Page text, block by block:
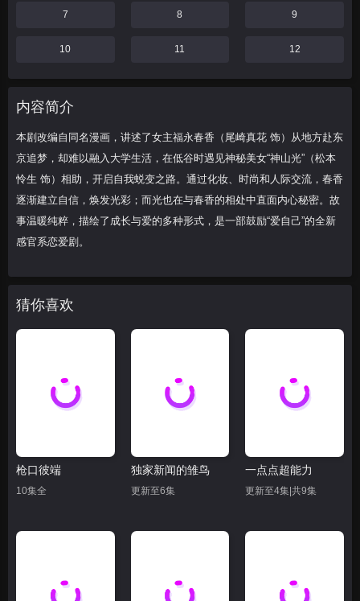
7 8 9
10 11 12
内容简介
本剧改编自同名漫画，讲述了女主福永春香（尾崎真花 饰）从地方赴东
京追梦，却难以融入大学生活，在低谷时遇见神秘美女“神山光”（松本
怜生 饰）相助，开启自我蜕变之路。通过化妆、时尚和人际交流，春香
逐渐建立自信，焕发光彩；而光也在与春香的相处中直面内心秘密。故
事温暖纯粹，描绘了成长与爱的多种形式，是一部鼓励“爱自己”的全新
感官系恋爱剧。
猜你喜欢
枪口彼端
10集全
独家新闻的雏鸟
更新至6集
一点点超能力
更新至4集|共9集